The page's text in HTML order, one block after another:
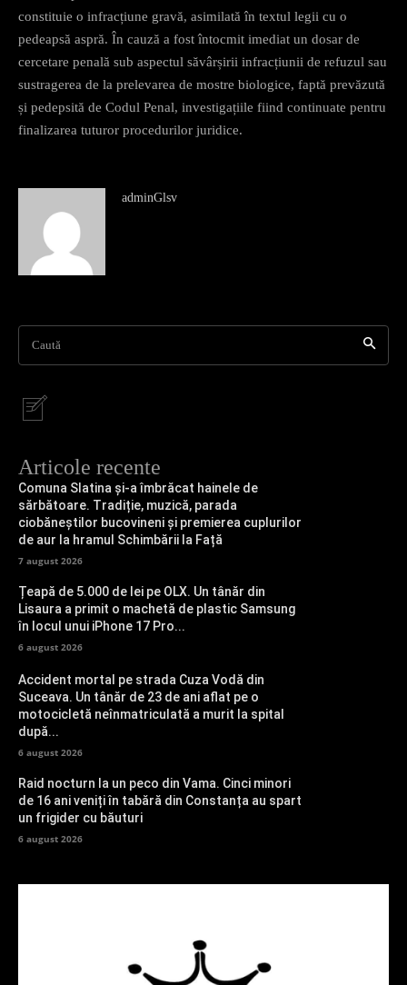
constituie o infracțiune gravă, asimilată în textul legii cu o
pedeapsă aspră. În cauză a fost întocmit imediat un dosar de
cercetare penală sub aspectul săvârșirii infracțiunii de refuzul sau
sustragerea de la prelevarea de mostre biologice, faptă prevăzută
și pedepsită de Codul Penal, investigațiile fiind continuate pentru
finalizarea tuturor procedurilor juridice.
adminGlsv
Caută
Articole recente
Comuna Slatina și-a îmbrăcat hainele de
sărbătoare. Tradiție, muzică, parada
ciobăneștilor bucovineni și premierea cuplurilor
de aur la hramul Schimbării la Față
7 august 2026
Țeapă de 5.000 de lei pe OLX. Un tânăr din
Lisaura a primit o machetă de plastic Samsung
în locul unui iPhone 17 Pro...
6 august 2026
Accident mortal pe strada Cuza Vodă din
Suceava. Un tânăr de 23 de ani aflat pe o
motocicletă neînmatriculată a murit la spital
după...
6 august 2026
Raid nocturn la un peco din Vama. Cinci minori
de 16 ani veniți în tabără din Constanța au spart
un frigider cu băuturi
6 august 2026